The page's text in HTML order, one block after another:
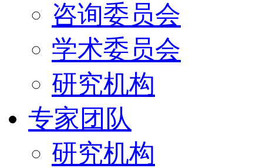
咨询委员会
学术委员会
研究机构
专家团队
研究机构